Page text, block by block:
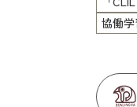
協働学